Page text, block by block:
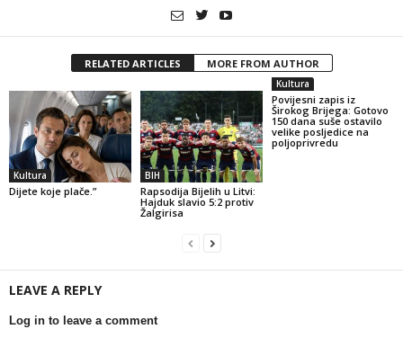
RELATED ARTICLES MORE FROM AUTHOR
Kultura
Dijete koje plače.”
BIH
Rapsodija Bijelih u Litvi:
Hajduk slavio 5:2 protiv
Žalgirisa
Kultura
Povijesni zapis iz
Širokog Brijega: Gotovo
150 dana suše ostavilo
velike posljedice na
poljoprivredu
LEAVE A REPLY
Log in to leave a comment